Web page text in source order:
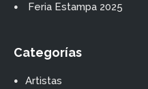
Feria Estampa 2025
Categorías
Artistas